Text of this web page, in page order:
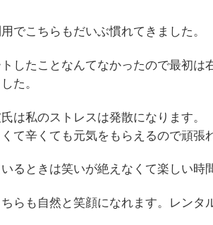
でこちらもだいぶ慣れてきました。
したことなんてなかったので最初
た。
は私のストレスは発散になります。
て辛くても元気をもらえるので頑張
るときは笑いが絶えなくて楽しい時
らも自然と笑顔になれます。レンタ